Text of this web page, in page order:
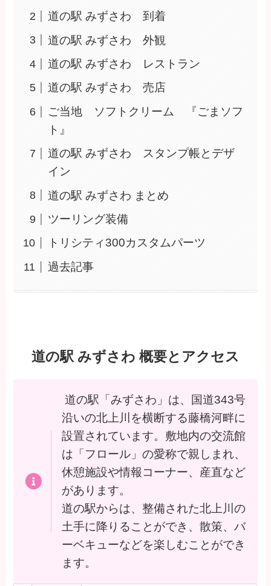
道の駅 みずさわ 到着
道の駅 みずさわ 外観
道の駅 みずさわ レストラン
道の駅 みずさわ 売店
ご当地 ソフトクリーム 『ごまソフ
ト』
道の駅 みずさわ スタンプ帳とデザ
イン
道の駅 みずさわ まとめ
ツーリング装備
トリシティ300カスタムパーツ
過去記事
道の駅 みずさわ 概要とアクセス
道の駅「みずさわ」は、国道343号
沿いの北上川を横断する藤橋河畔に
設置されています。敷地内の交流館
は「フロール」の愛称で親しまれ、
休憩施設や情報コーナー、産直など
があります。
道の駅からは、整備された北上川の
土手に降りることができ、散策、バ
ーベキューなどを楽しむことができ
ます。